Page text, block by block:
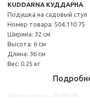
KUDDARNA КУДДАРНА
Подушка на садовый стул
Номер товара: 504.110.75
Ширина: 32 см
Высота: 6 см
Длина: 36 см
Вес: 0.25 кг